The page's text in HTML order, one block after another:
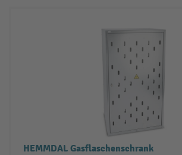
HEMMDAL Gasflaschenschrank